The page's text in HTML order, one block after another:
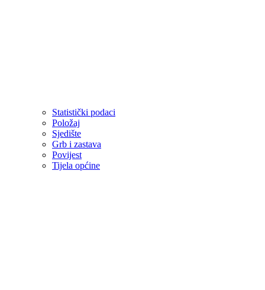
Statistički podaci
Položaj
Sjedište
Grb i zastava
Povijest
Tijela općine